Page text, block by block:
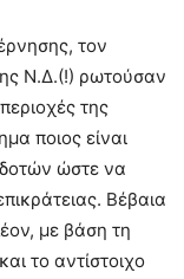
τον
Ν.Δ.(!) ρωτούσαν
της
ποιος είναι
ώστε να
Βέβαια
με βάση τη
το αντίστοιχο